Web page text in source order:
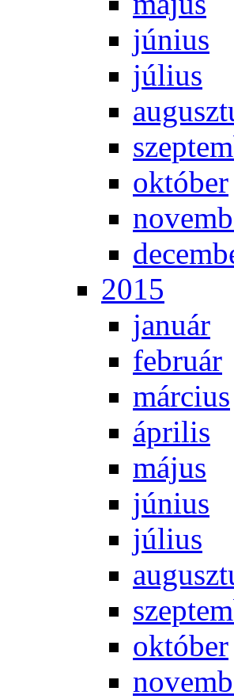
jú­ni­us
jú­li­us
ok­tó­ber
2015
ja­nu­ár
feb­ru­ár
már­ci­us
áp­ri­lis
má­jus
jú­ni­us
jú­li­us
ok­tó­ber